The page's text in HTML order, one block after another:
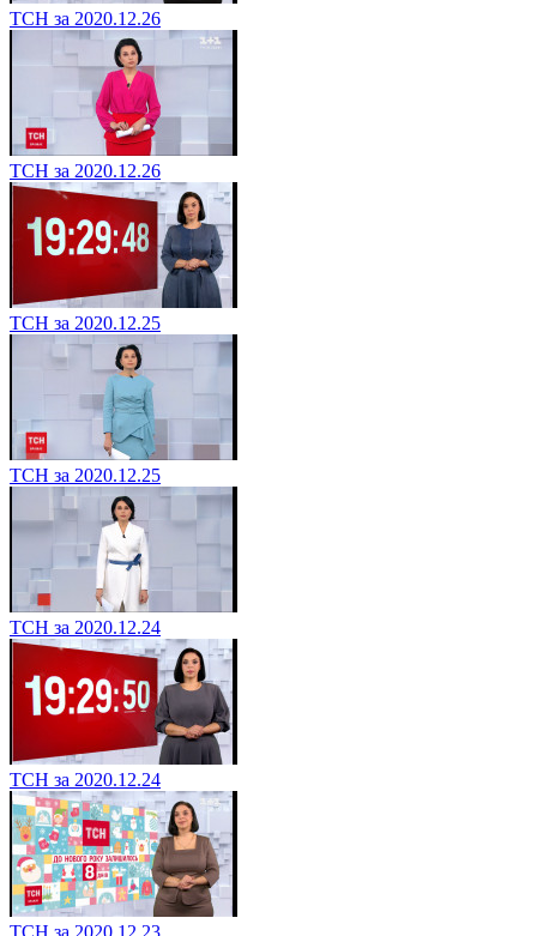
ТСН за 2020.12.26
ТСН за 2020.12.26
ТСН за 2020.12.25
ТСН за 2020.12.25
ТСН за 2020.12.24
ТСН за 2020.12.24
ТСН за 2020.12.23